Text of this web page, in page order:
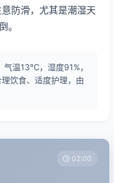
防滑，尤其是潮湿天
。
气温13℃，湿度91%，
饮食、适度护理，由
02:00